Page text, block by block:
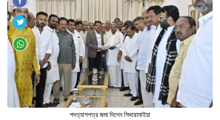
পদত্যাগপত্র জমা দিলেন সিদ্দারামাইয়া